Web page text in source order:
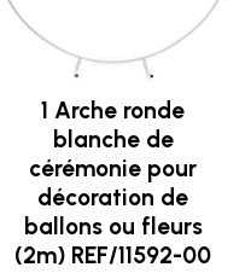
1 Arche ronde
blanche de
cérémonie pour
décoration de
ballons ou fleurs
(2m) REF/11592-00